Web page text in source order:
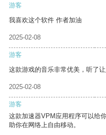
游客
我喜欢这个软件 作者加油
2025-02-08
游客
这款游戏的音乐非常优美，听了让
2025-02-08
游客
这款加速器VPM应用程序可以给
助你在网络上自由移动。